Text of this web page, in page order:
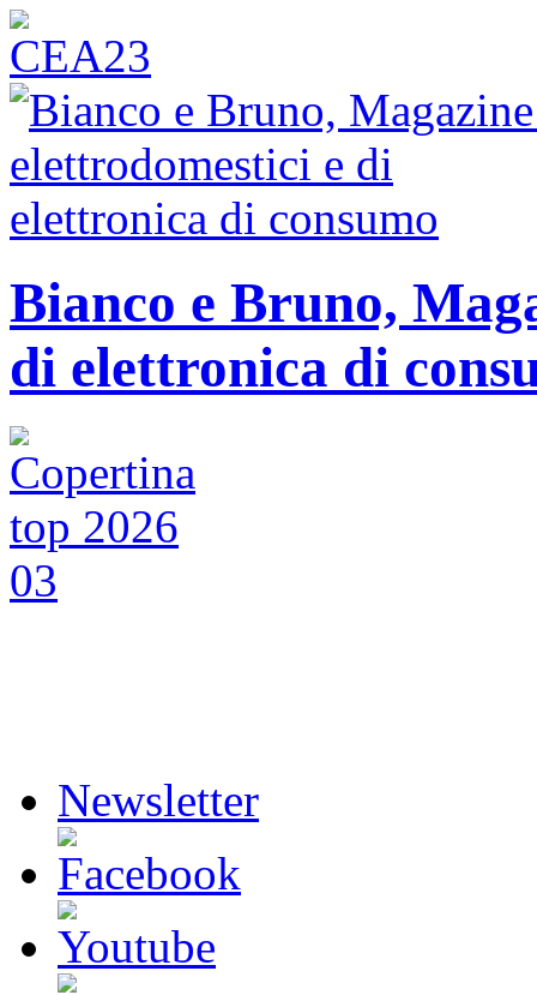
Bianco e Bruno,
di elettronica di
Newsletter